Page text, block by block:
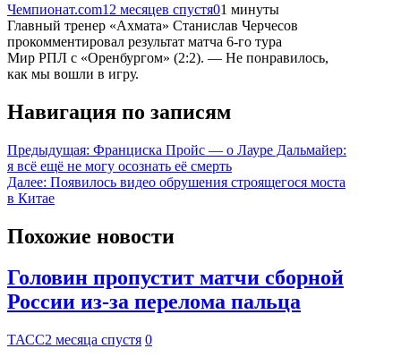
Чемпионат.com12 месяцев спустя01 минуты
Главный тренер «Ахмата» Станислав Черчесов
прокомментировал результат матча 6-го тура
Мир РПЛ с «Оренбургом» (2:2). — Не понравилось,
как мы вошли в игру.
Навигация по записям
Предыдущая: Франциска Пройс — о Лауре Дальмайер:
я всё ещё не могу осознать её смерть
Далее: Появилось видео обрушения строящегося моста
в Китае
Похожие новости
Головин пропустит матчи сборной
России из-за перелома пальца
ТАСС2 месяца спустя 0